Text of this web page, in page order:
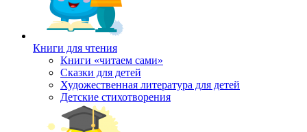
Книги для чтения
Книги «читаем сами»
Сказки для детей
Художественная литература для детей
Детские стихотворения